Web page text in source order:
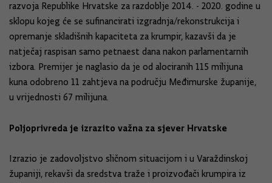
razvoja Republike Hrvatske za razdoblje 2014. - 2020. godine u
sklopu kojeg će se sufinancirati izgradnja/rekonstrukcija i
opremanje skladišnih kapaciteta za krumpir, kazavši da je
natječaj raspisan samo petnaest dana nakon parlamentarnih
izbora. Premijer je naglasio da je od alociranih 115 milijuna
kuna odobreno 11 zahtjeva na području Međimurske županije,
u vrijednosti 67 milijuna.
Poljoprivreda je izrazito važna za sjever Hrvatske
Izrazio je zadovoljstvo sličnom situacijom i u Varaždinskoj
županiji, rekavši da sredstva traže i proizvođači krumpira iz